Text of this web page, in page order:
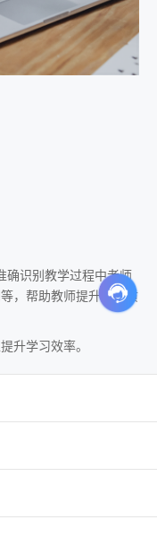
确识别教学过程中老师
，帮助教师提升教学质
升学习效率。